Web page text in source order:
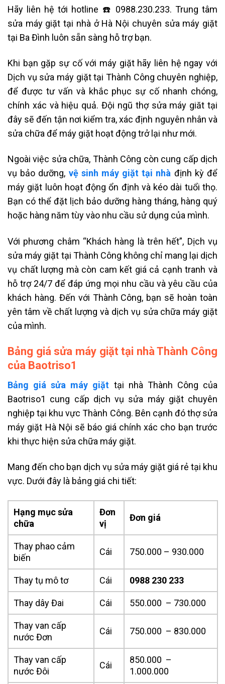
Hãy liên hệ tới hotline ☎️ 0988.230.233. Trung tâm
sửa máy giặt tại nhà ở Hà Nội chuyên sửa máy giặt
tại Ba Đình luôn sẵn sàng hỗ trợ bạn.
Khi bạn gặp sự cố với máy giặt hãy liên hệ ngay với
Dịch vụ sửa máy giặt tại Thành Công chuyên nghiệp,
để được tư vấn và khắc phục sự cố nhanh chóng,
chính xác và hiệu quả. Đội ngũ thợ sửa máy giăt tại
đây sẽ đến tận nơi kiểm tra, xác định nguyên nhân và
sửa chữa để máy giặt hoạt động trở lại như mới.
Ngoài việc sửa chữa, Thành Công còn cung cấp dịch
vụ bảo dưỡng, vệ sinh máy giặt tại nhà định kỳ để
máy giặt luôn hoạt động ổn định và kéo dài tuổi thọ.
Bạn có thể đặt lịch bảo dưỡng hàng tháng, hàng quý
hoặc hàng năm tùy vào nhu cầu sử dụng của mình.
Với phương châm “Khách hàng là trên hết”, Dịch vụ
sửa máy giặt tại Thành Công không chỉ mang lại dịch
vụ chất lượng mà còn cam kết giá cả cạnh tranh và
hỗ trợ 24/7 để đáp ứng mọi nhu cầu và yêu cầu của
khách hàng. Đến với Thành Công, bạn sẽ hoàn toàn
yên tâm về chất lượng và dịch vụ sửa chữa máy giặt
của mình.
Bảng giá sửa máy giặt tại nhà Thành Công
của Baotriso1
Bảng giá sửa máy giặt tại nhà Thành Công của
Baotriso1 cung cấp dịch vụ sửa máy giặt chuyên
nghiệp tại khu vực Thành Công. Bên cạnh đó thợ sửa
máy giặt Hà Nội sẽ báo giá chính xác cho bạn trước
khi thực hiện sửa chữa máy giặt.
Mang đến cho bạn dịch vụ sửa máy giặt giá rẻ tại khu
vực. Dưới đây là bảng giá chi tiết:
Hạng mục sửa
chữa
Đơn
vị
Đơn giá
Thay phao cảm
biến
Cái 750.000 – 930.000
Thay tụ mô tơ Cái 0988 230 233
Thay dây Đai Cái 550.000 – 730.000
Thay van cấp
nước Đơn
Cái 750.000 – 830.000
Thay van cấp
nước Đôi
Cái
850.000 –
1.000.000